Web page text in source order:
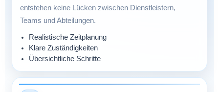
entstehen keine Lücken zwischen Dienstleistern,
Teams und Abteilungen.
Realistische Zeitplanung
Klare Zuständigkeiten
Übersichtliche Schritte